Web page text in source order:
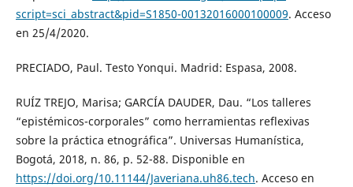
script=sci_abstract&pid=S1850-00132016000100009. Acceso
en 25/4/2020.
PRECIADO, Paul. Testo Yonqui. Madrid: Espasa, 2008.
RUÍZ TREJO, Marisa; GARCÍA DAUDER, Dau. “Los talleres
“epistémicos-corporales” como herramientas reflexivas
sobre la práctica etnográfica”. Universas Humanística,
Bogotá, 2018, n. 86, p. 52-88. Disponible en
https://doi.org/10.11144/Javeriana.uh86.tech. Acceso en